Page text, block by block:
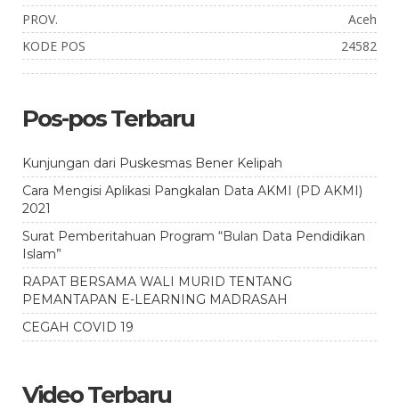
PROV.
Aceh
KODE POS
24582
Pos-pos Terbaru
Kunjungan dari Puskesmas Bener Kelipah
Cara Mengisi Aplikasi Pangkalan Data AKMI (PD AKMI)
2021
Surat Pemberitahuan Program “Bulan Data Pendidikan
Islam”
RAPAT BERSAMA WALI MURID TENTANG
PEMANTAPAN E-LEARNING MADRASAH
CEGAH COVID 19
Video Terbaru